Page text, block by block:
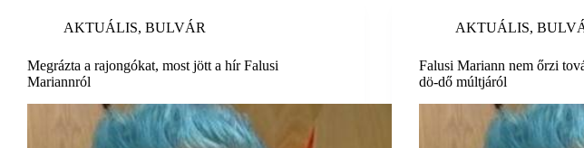
AKTUÁLIS, BULVÁR
Megrázta a rajongókat, most jött a hír Falusi
Mariannról
AKTUÁLIS,
Falusi Mariann nem őrzi
dö-dő múltjáról